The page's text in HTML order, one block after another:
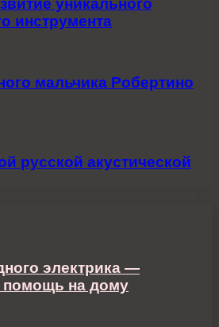
уникального
инструмента
мальчика Робертино
русской акустической
электрика —
помощь на дому